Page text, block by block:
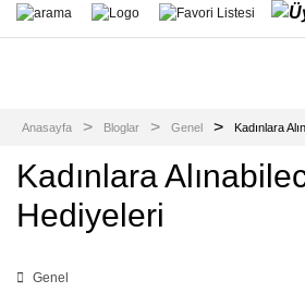
Anasayfa Bloglar Genel Kadınlara
Kadınlara
Hediyeleri
Genel